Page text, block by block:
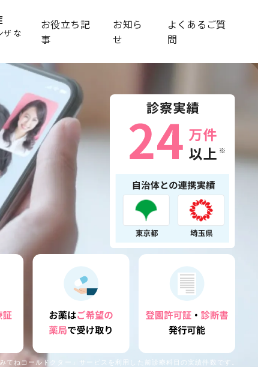
ザ な
お役立ち記
事
お知ら
せ
よくあるご質
問
ねコールドクター」サービスを利用した前診療科目の実績件数です。